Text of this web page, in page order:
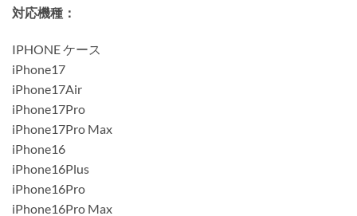
対応機種：
IPHONE ケース
iPhone17
iPhone17Air
iPhone17Pro
iPhone17Pro Max
iPhone16
iPhone16Plus
iPhone16Pro
iPhone16Pro Max